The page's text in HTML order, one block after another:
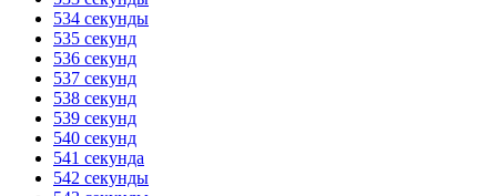
534 секунды
535 секунд
536 секунд
537 секунд
538 секунд
539 секунд
540 секунд
541 секунда
542 секунды